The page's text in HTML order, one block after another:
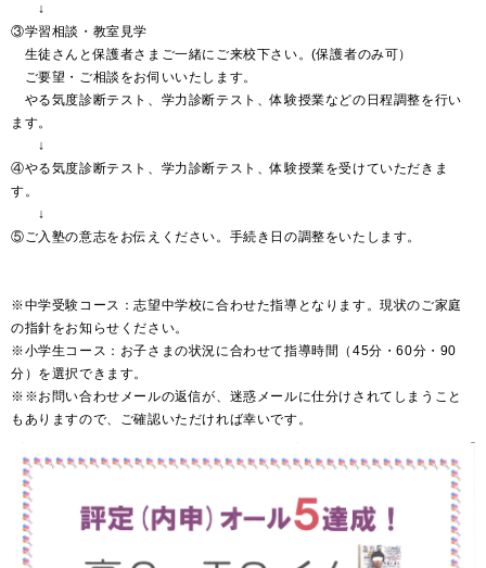
↓
③学習相談・教室見学
生徒さんと保護者さまご一緒にご来校下さい。(保護者のみ可）
ご要望・ご相談をお伺いいたします。
やる気度診断テスト、学力診断テスト、体験授業などの日程調整を行い
ます。
↓
④やる気度診断テスト、学力診断テスト、体験授業を受けていただきま
す。
↓
⑤ご入塾の意志をお伝えください。手続き日の調整をいたします。
※中学受験コース：志望中学校に合わせた指導となります。現状のご家庭
の指針をお知らせください。
※小学生コース：お子さまの状況に合わせて指導時間（45分・60分・90
分）を選択できます。
※※お問い合わせメールの返信が、迷惑メールに仕分けされてしまうこと
もありますので、ご確認いただければ幸いです。